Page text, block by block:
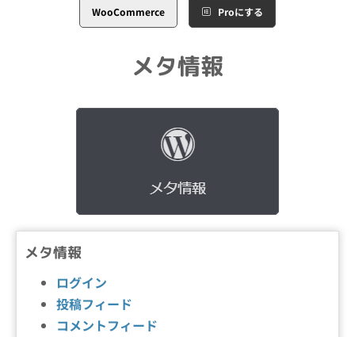
WooCommerce Proにする
メタ情報
メタ情報
ログイン
投稿フィード
コメントフィード